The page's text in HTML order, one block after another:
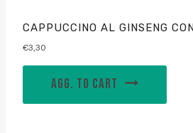
CAPPUCCINO AL GINSENG
€3,30
AGG. TO CART